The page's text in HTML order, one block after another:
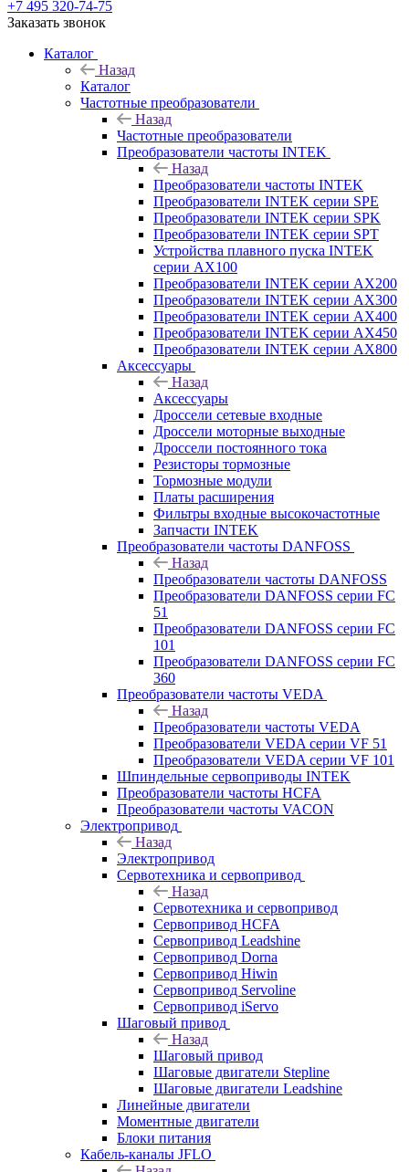
+7 495 320-74-75
Заказать звонок
Каталог
Назад
Каталог
Частотные преобразователи
Назад
Частотные преобразователи
Преобразователи частоты INTEK
Назад
Преобразователи частоты INTEK
Преобразователи INTEK серии SPE
Преобразователи INTEK серии SPK
Преобразователи INTEK серии SPT
Устройства плавного пуска INTEK
серии AX100
Преобразователи INTEK серии AX200
Преобразователи INTEK серии AX300
Преобразователи INTEK серии AX400
Преобразователи INTEK серии AX450
Преобразователи INTEK серии AX800
Аксессуары
Назад
Аксессуары
Дроссели сетевые входные
Дроссели моторные выходные
Дроссели постоянного тока
Резисторы тормозные
Тормозные модули
Платы расширения
Фильтры входные высокочастотные
Запчасти INTEK
Преобразователи частоты DANFOSS
Назад
Преобразователи частоты DANFOSS
Преобразователи DANFOSS серии FC
51
Преобразователи DANFOSS серии FC
101
Преобразователи DANFOSS серии FC
360
Преобразователи частоты VEDA
Назад
Преобразователи частоты VEDA
Преобразователи VEDA серии VF 51
Преобразователи VEDA серии VF 101
Шпиндельные сервоприводы INTEK
Преобразователи частоты HCFA
Преобразователи частоты VACON
Электропривод
Назад
Электропривод
Сервотехника и сервопривод
Назад
Сервотехника и сервопривод
Сервопривод HCFA
Сервопривод Leadshine
Сервопривод Dorna
Сервопривод Hiwin
Сервопривод Servoline
Сервопривод iServo
Шаговый привод
Назад
Шаговый привод
Шаговые двигатели Stepline
Шаговые двигатели Leadshine
Линейные двигатели
Моментные двигатели
Блоки питания
Кабель-каналы JFLO